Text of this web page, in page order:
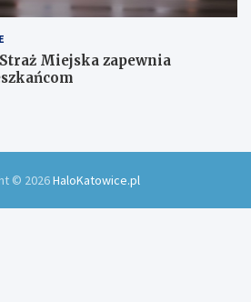
Miejska zapewnia
© 2026HaloKatowice.pl